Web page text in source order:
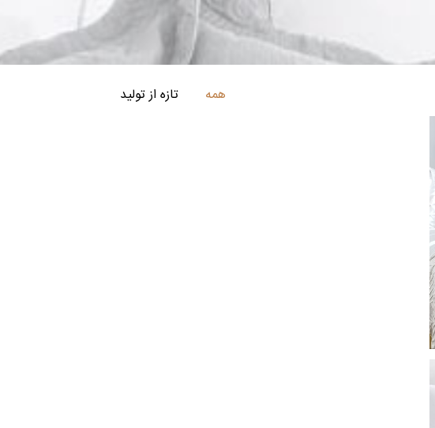
همه تازه از تولید